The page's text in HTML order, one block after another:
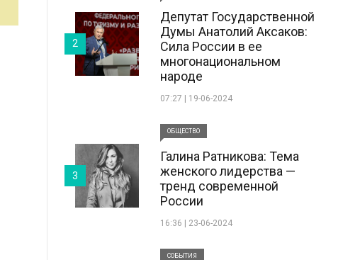
Депутат Государственной
Думы Анатолий Аксаков:
Сила России в ее
многонациональном
народе
07:27 | 19-06-2024
2
ОБЩЕСТВО
Галина Ратникова: Тема
женского лидерства —
тренд современной
России
16:36 | 23-06-2024
3
СОБЫТИЯ